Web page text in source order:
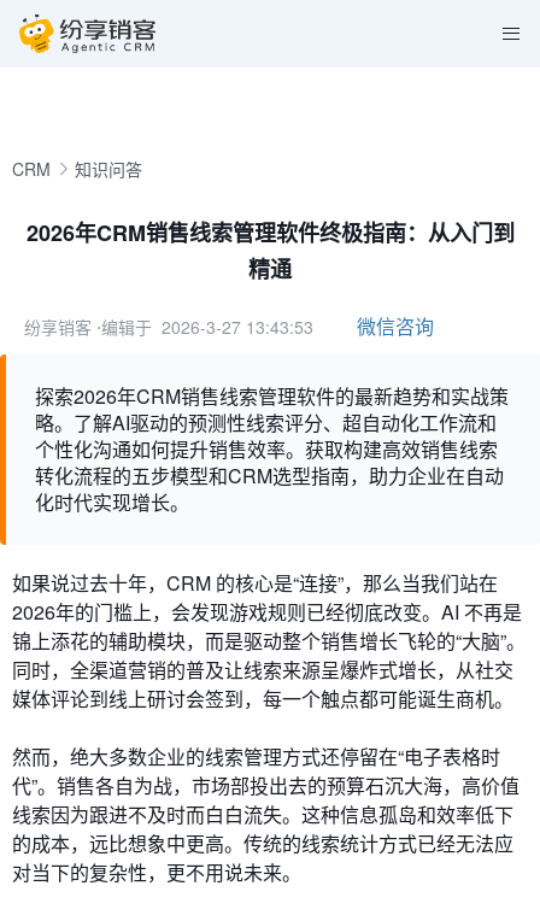
CRM 知识问答
2026年CRM销售线索管理软件终极指南：从入门到
精通
纷享销客 ⋅编辑于 2026-3-27 13:43:53 微信咨询
探索2026年CRM销售线索管理软件的最新趋势和实战策
略。了解AI驱动的预测性线索评分、超自动化工作流和
个性化沟通如何提升销售效率。获取构建高效销售线索
转化流程的五步模型和CRM选型指南，助力企业在自动
化时代实现增长。
如果说过去十年，CRM 的核心是“连接”，那么当我们站在
2026年的门槛上，会发现游戏规则已经彻底改变。AI 不再是
锦上添花的辅助模块，而是驱动整个销售增长飞轮的“大脑”。
同时，全渠道营销的普及让线索来源呈爆炸式增长，从社交
媒体评论到线上研讨会签到，每一个触点都可能诞生商机。
然而，绝大多数企业的线索管理方式还停留在“电子表格时
代”。销售各自为战，市场部投出去的预算石沉大海，高价值
线索因为跟进不及时而白白流失。这种信息孤岛和效率低下
的成本，远比想象中更高。传统的线索统计方式已经无法应
对当下的复杂性，更不用说未来。